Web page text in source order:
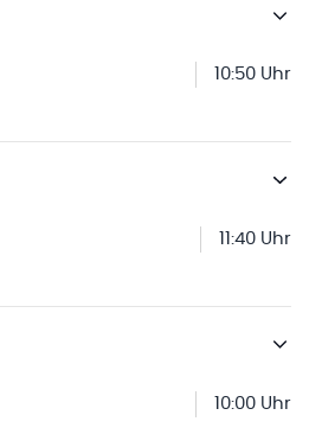
10:50 Uhr
11:40 Uhr
10:00 Uhr